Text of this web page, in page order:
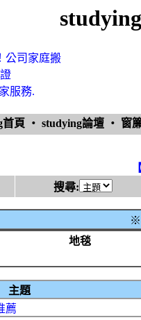
公司家庭搬
服務.
首頁 ‧ studying論壇 ‧ 窗
搜尋:
※
地毯
主題
薦